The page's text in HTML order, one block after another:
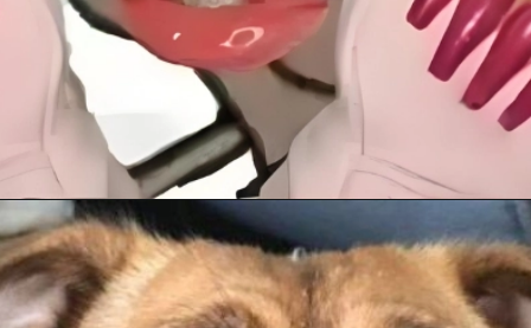
Đang mởhttps://anhanime.vn/face-meme/